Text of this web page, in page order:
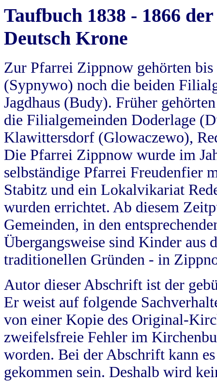
Taufbuch 1838 - 1866
Deutsch Krone
Zur Pfarrei Zippnow gehörten
(Sypnywo) noch die beiden
Jagdhaus (Budy). Früher
die Filialgemeinden Doderlage
Klawittersdorf (Glowaczewo),
Die Pfarrei Zippnow wurde im
selbständige Pfarrei Freudenfier
Stabitz und ein Lokalvikariat
wurden errichtet. Ab diesem
Gemeinden, in den
Übergangsweise sind Kinder aus
traditionellen Gründen - in
Autor dieser Abschrift ist der
Er weist auf folgende
von einer Kopie des Original-
zweifelsfreie Fehler im
worden. Bei der Abschrift kann
gekommen sein. Deshalb wird